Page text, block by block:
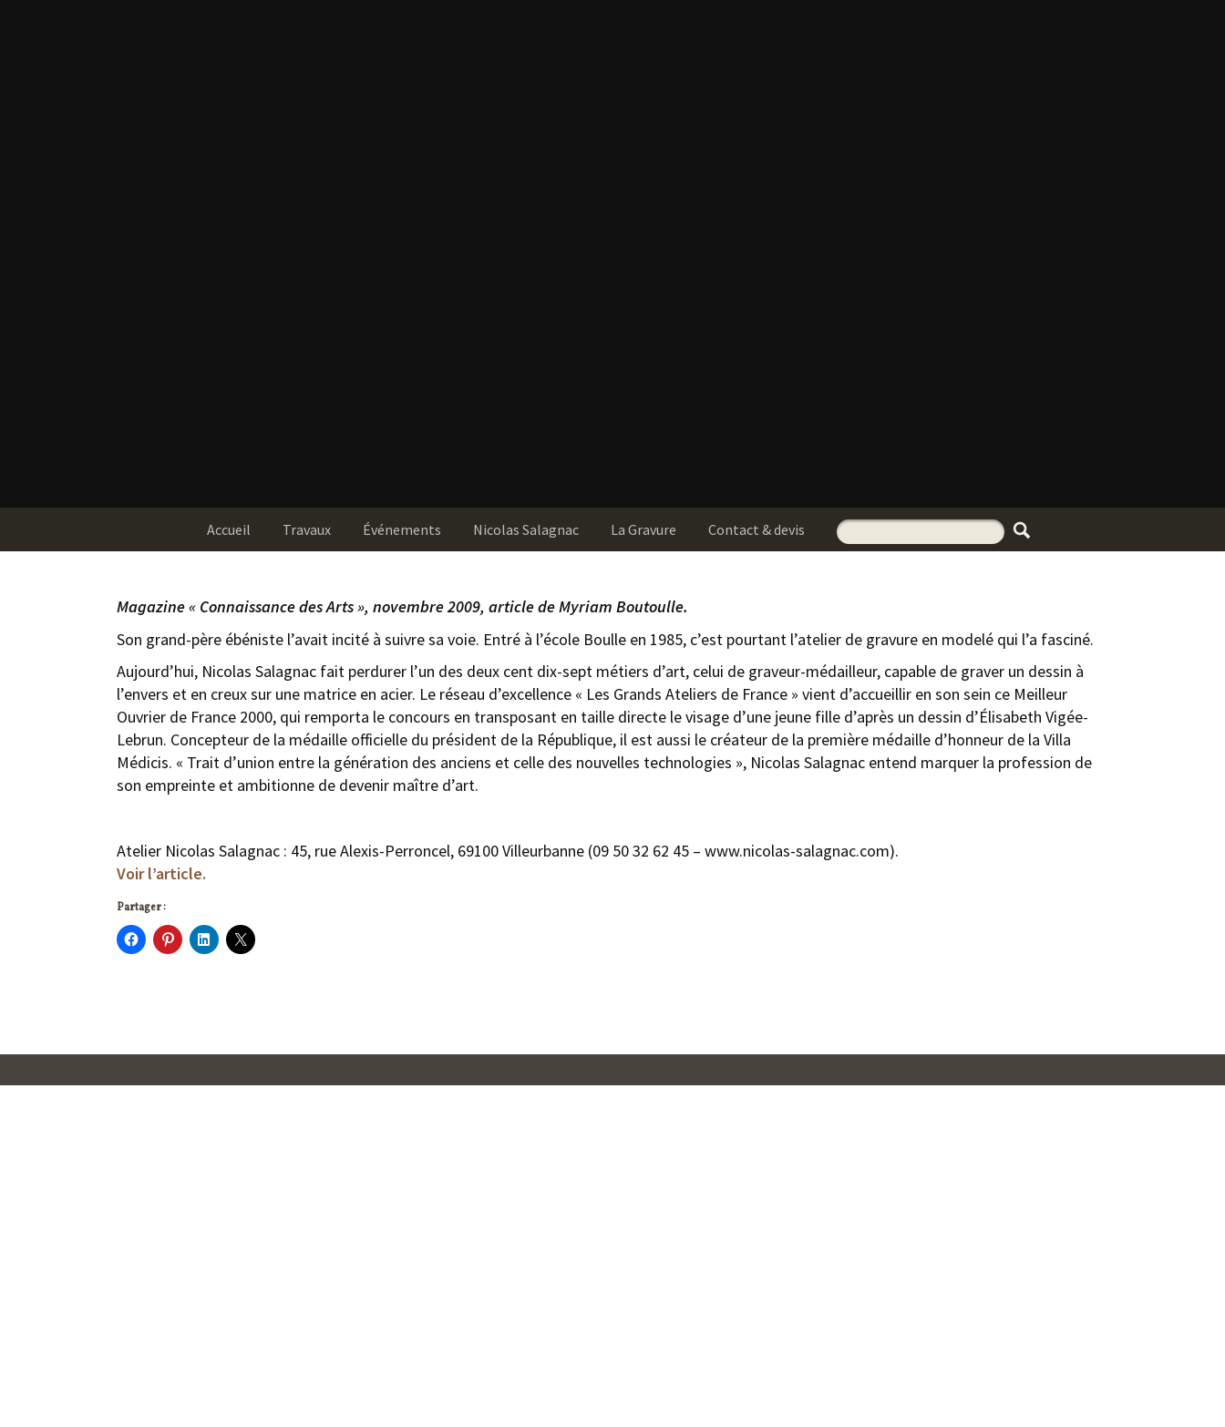
Accueil Travaux Événements Nicolas Salagnac La Gravure Contact & devis
Magazine « Connaissance des Arts », novembre 2009, article de Myriam Boutoulle.
Son grand-père ébéniste l’avait incité à suivre sa voie. Entré à l’école Boulle en 1985, c’est pourtant l’atelier de gravure en modelé qui l’a fasciné.
Aujourd’hui, Nicolas Salagnac fait perdurer l’un des deux cent dix-sept métiers d’art, celui de graveur-médailleur, capable de graver un dessin à
l’envers et en creux sur une matrice en acier. Le réseau d’excellence « Les Grands Ateliers de France » vient d’accueillir en son sein ce Meilleur
Ouvrier de France 2000, qui remporta le concours en transposant en taille directe le visage d’une jeune fille d’après un dessin d’Élisabeth Vigée-
Lebrun. Concepteur de la médaille officielle du président de la République, il est aussi le créateur de la première médaille d’honneur de la Villa
Médicis. « Trait d’union entre la génération des anciens et celle des nouvelles technologies », Nicolas Salagnac entend marquer la profession de
son empreinte et ambitionne de devenir maître d’art.
Atelier Nicolas Salagnac : 45, rue Alexis-Perroncel, 69100 Villeurbanne (09 50 32 62 45 – www.nicolas-salagnac.com).
Voir l’article.
Partager :